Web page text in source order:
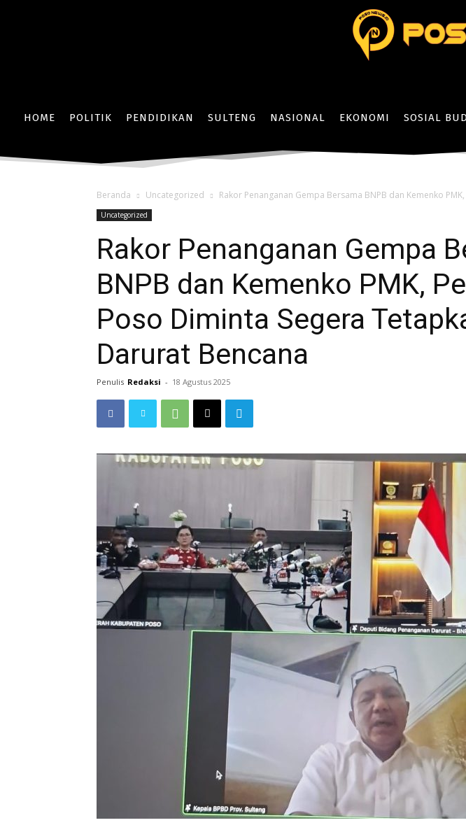
HOME POLITIK PENDIDIKAN SULTENG NASIONAL EKONOMI SOSIAL
Beranda Uncategorized Rakor Penanganan Gempa Bersama BNPB dan Kemenko
Uncategorized
Rakor Penanganan Gempa
BNPB dan Kemenko PMK,
Poso Diminta Segera
Darurat Bencana
Penulis Redaksi - 18 Agustus 2025